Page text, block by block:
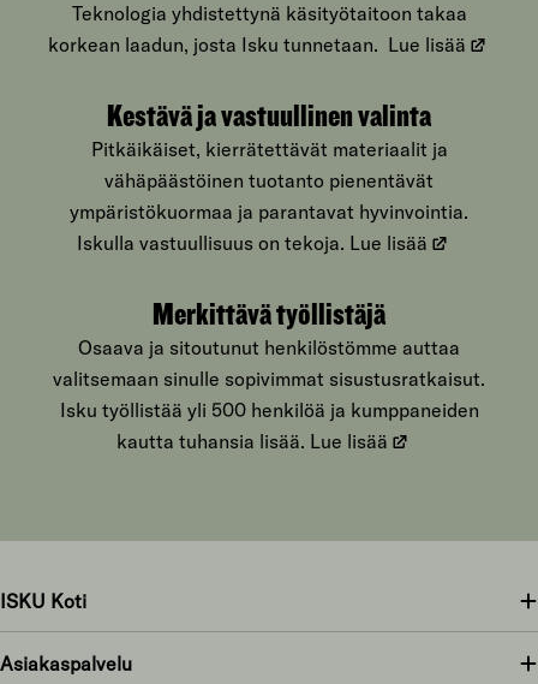
Teknologia yhdistettynä käsityötaitoon takaa
korkean laadun, josta Isku tunnetaan. Lue lisää
Kestävä ja vastuullinen valinta
Pitkäikäiset, kierrätettävät materiaalit ja
vähäpäästöinen tuotanto pienentävät
ympäristökuormaa ja parantavat hyvinvointia.
Iskulla vastuullisuus on tekoja. Lue lisää
Merkittävä työllistäjä
Osaava ja sitoutunut henkilöstömme auttaa
valitsemaan sinulle sopivimmat sisustusratkaisut.
Isku työllistää yli 500 henkilöä ja kumppaneiden
kautta tuhansia lisää. Lue lisää
ISKU Koti
Asiakaspalvelu